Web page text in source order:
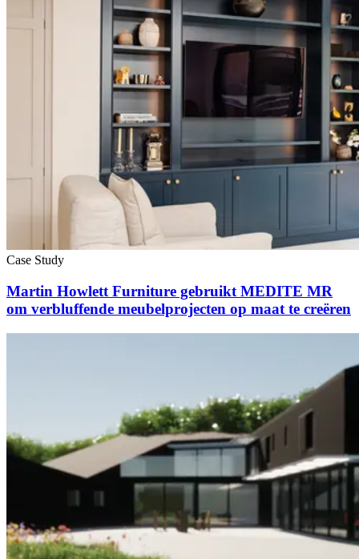
Case Study
Martin Howlett Furniture gebruikt MEDITE MR
om verbluffende meubelprojecten op maat te creëren